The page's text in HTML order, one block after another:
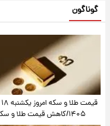
گوناگون
۱۴۰۵/کاهش قیمت طلا و سکه